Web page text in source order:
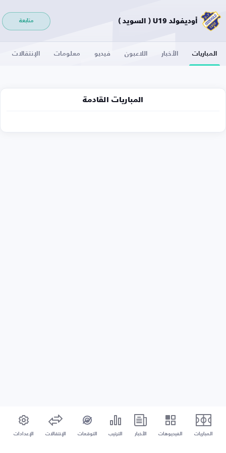
أوديفولد U19 ( السويد ) متابعة
المباريات الأخبار اللاعبون فيديو معلومات الإنتقالات
المباريات القادمة
المباريات الفيديوهات الأخبار الترتيب التوقعات الإنتقالات الإعدادات